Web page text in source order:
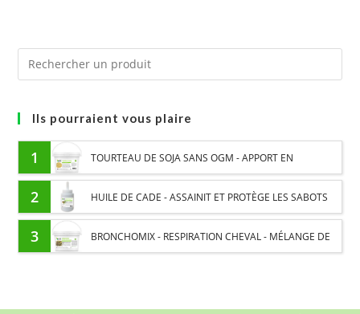
Ils pourraient vous plaire
1 TOURTEAU DE SOJA SANS OGM - APPORT EN
PROTÉINES ET SOUTIEN ÉNERGÉTIQUE POUR CHEVAUX
2 HUILE DE CADE - ASSAINIT ET PROTÈGE LES SABOTS
DE L’HUMIDITÉ
3 BRONCHOMIX - RESPIRATION CHEVAL - MÉLANGE DE